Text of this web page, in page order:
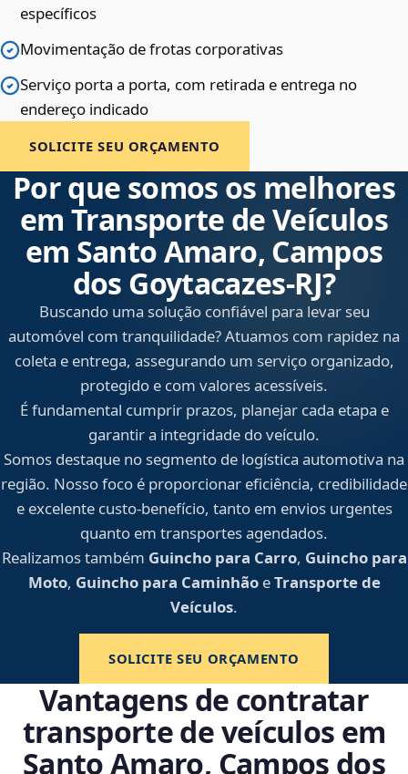
específicos
Movimentação de frotas corporativas
Serviço porta a porta, com retirada e entrega no
endereço indicado
SOLICITE SEU ORÇAMENTO
Por que somos os melhores
em Transporte de Veículos
em Santo Amaro, Campos
dos Goytacazes‑RJ?
Buscando uma solução confiável para levar seu
automóvel com tranquilidade? Atuamos com rapidez na
coleta e entrega, assegurando um serviço organizado,
protegido e com valores acessíveis.
É fundamental cumprir prazos, planejar cada etapa e
garantir a integridade do veículo.
Somos destaque no segmento de logística automotiva na
região. Nosso foco é proporcionar eficiência, credibilidade
e excelente custo-benefício, tanto em envios urgentes
quanto em transportes agendados.
Realizamos também Guincho para Carro, Guincho para
Moto, Guincho para CaminhãoeTransporte de
Veículos.
SOLICITE SEU ORÇAMENTO
Vantagens de contratar
transporte de veículos em
Santo Amaro, Campos dos